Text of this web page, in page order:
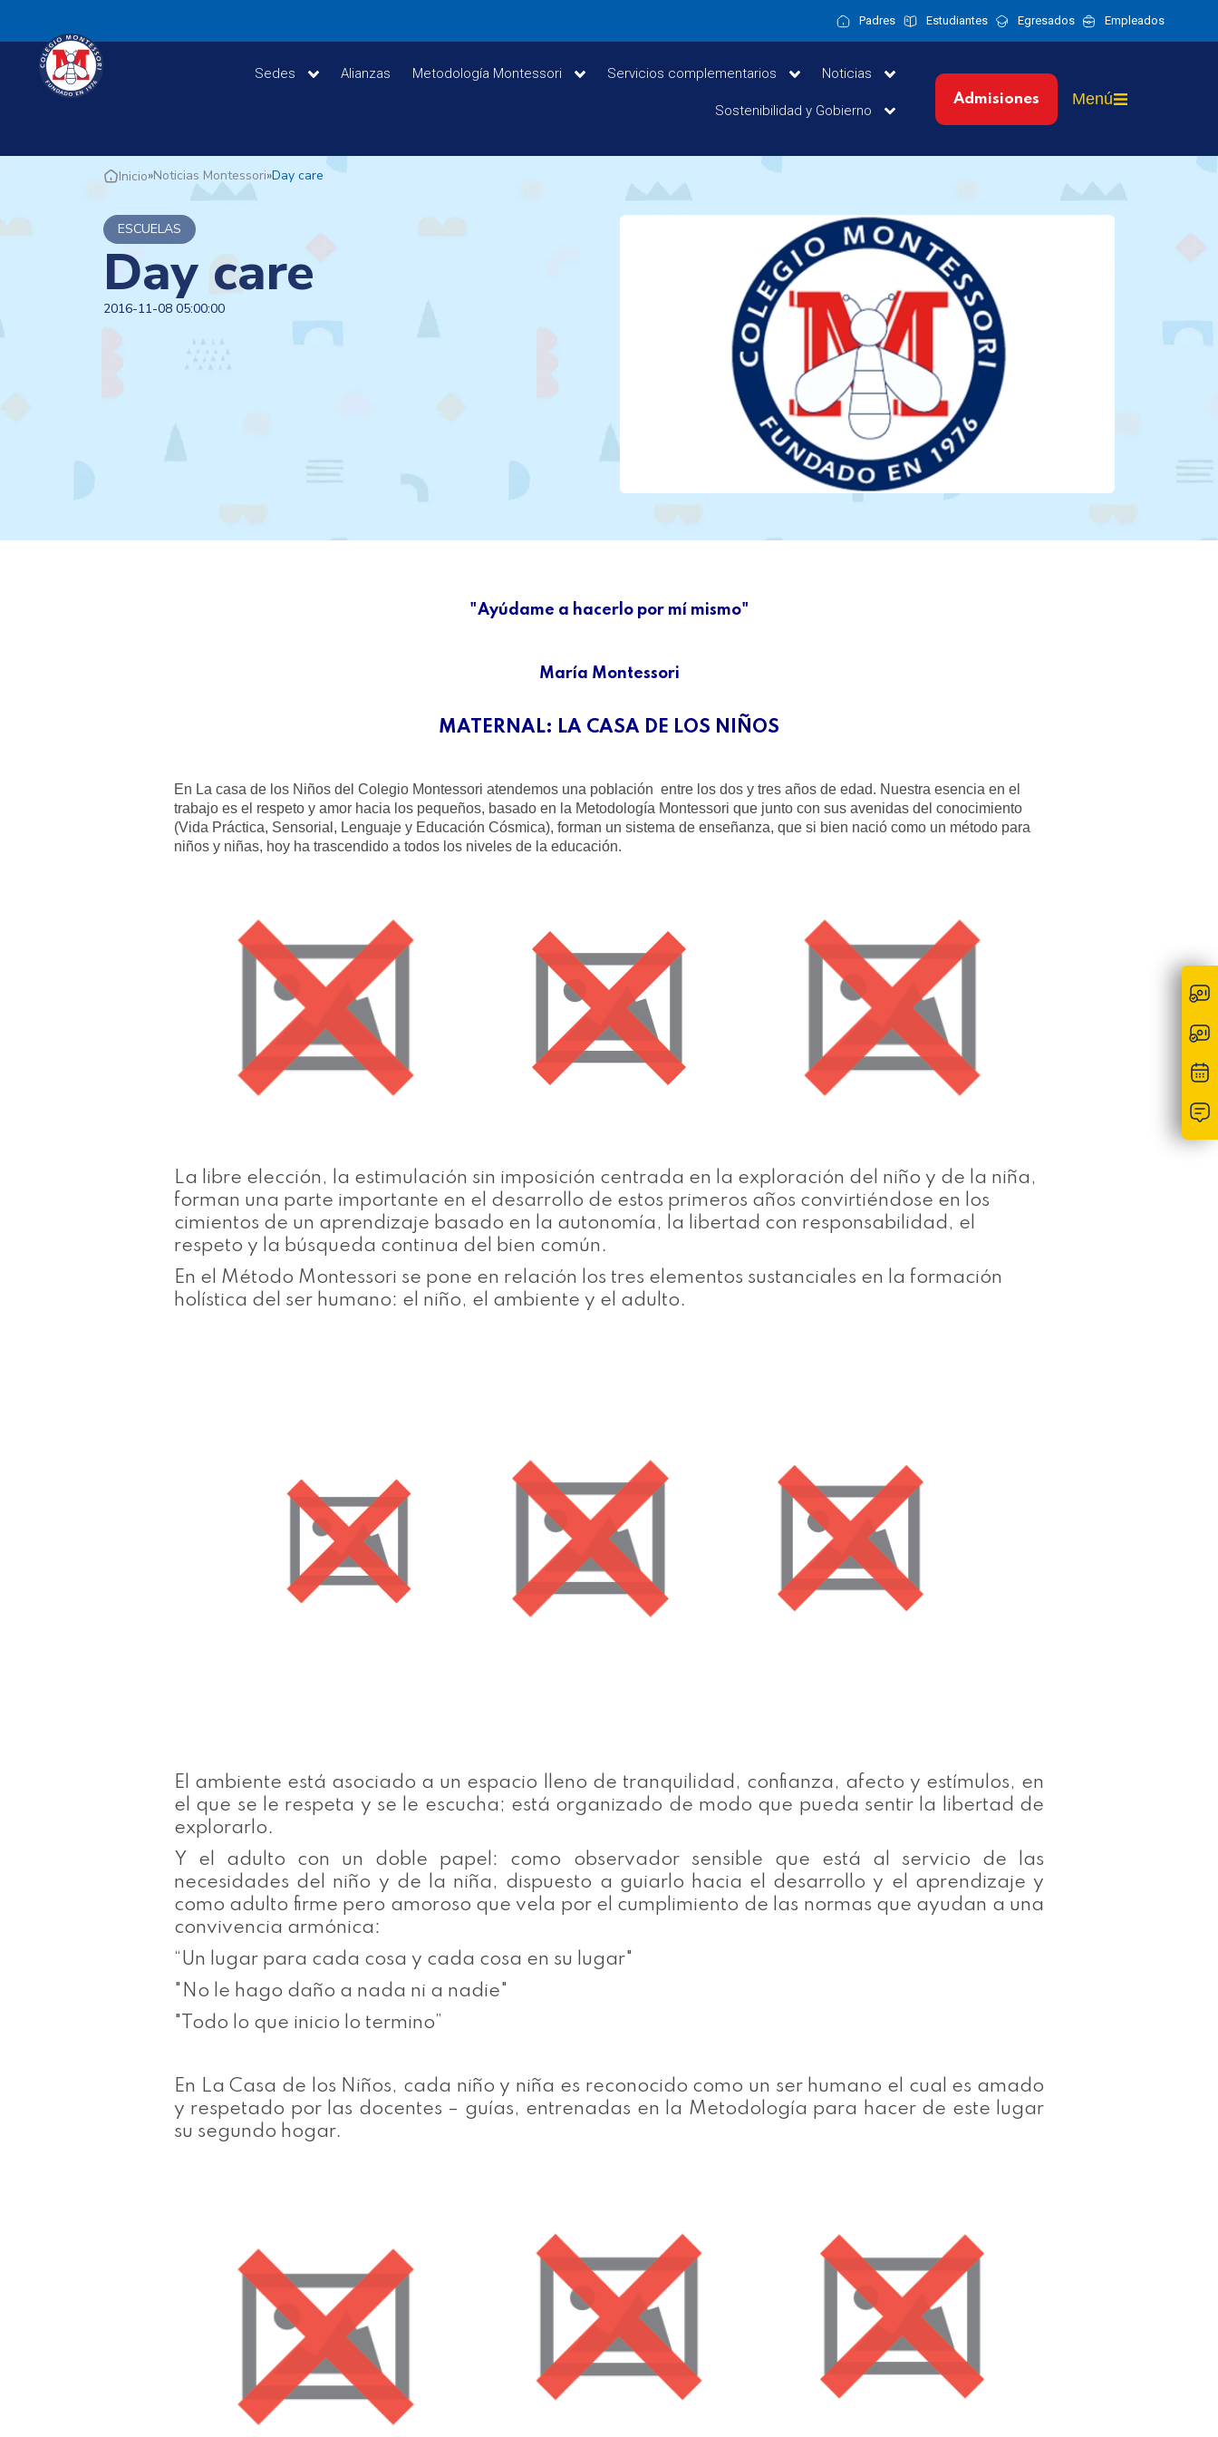
Padres Estudiantes Egresados Empleados
Sedes Alianzas Metodología Montessori Servicios complementarios Noticias
Sostenibilidad y Gobierno
Admisiones Menú
Inicio»Noticias Montessori»Day care
ESCUELAS
Day care
2016-11-08 05:00:00
"Ayúdame a hacerlo por mí mismo"
María Montessori
MATERNAL: LA CASA DE LOS NIÑOS
En La casa de los Niños del Colegio Montessori atendemos una población entre los dos y tres años de edad. Nuestra esencia en el
trabajo es el respeto y amor hacia los pequeños, basado en la Metodología Montessori que junto con sus avenidas del conocimiento
(Vida Práctica, Sensorial, Lenguaje y Educación Cósmica), forman un sistema de enseñanza, que si bien nació como un método para
niños y niñas, hoy ha trascendido a todos los niveles de la educación.
La libre elección, la estimulación sin imposición centrada en la exploración del niño y de la niña,
forman una parte importante en el desarrollo de estos primeros años convirtiéndose en los
cimientos de un aprendizaje basado en la autonomía, la libertad con responsabilidad, el
respeto y la búsqueda continua del bien común.
En el Método Montessori se pone en relación los tres elementos sustanciales en la formación
holística del ser humano: el niño, el ambiente y el adulto.
El ambiente está asociado a un espacio lleno de tranquilidad, confianza, afecto y estímulos, en
el que se le respeta y se le escucha; está organizado de modo que pueda sentir la libertad de
explorarlo.
Y el adulto con un doble papel: como observador sensible que está al servicio de las
necesidades del niño y de la niña, dispuesto a guiarlo hacia el desarrollo y el aprendizaje y
como adulto firme pero amoroso que vela por el cumplimiento de las normas que ayudan a una
convivencia armónica:
“Un lugar para cada cosa y cada cosa en su lugar"
"No le hago daño a nada ni a nadie"
"Todo lo que inicio lo termino”
En La Casa de los Niños, cada niño y niña es reconocido como un ser humano el cual es amado
y respetado por las docentes – guías, entrenadas en la Metodología para hacer de este lugar
su segundo hogar.